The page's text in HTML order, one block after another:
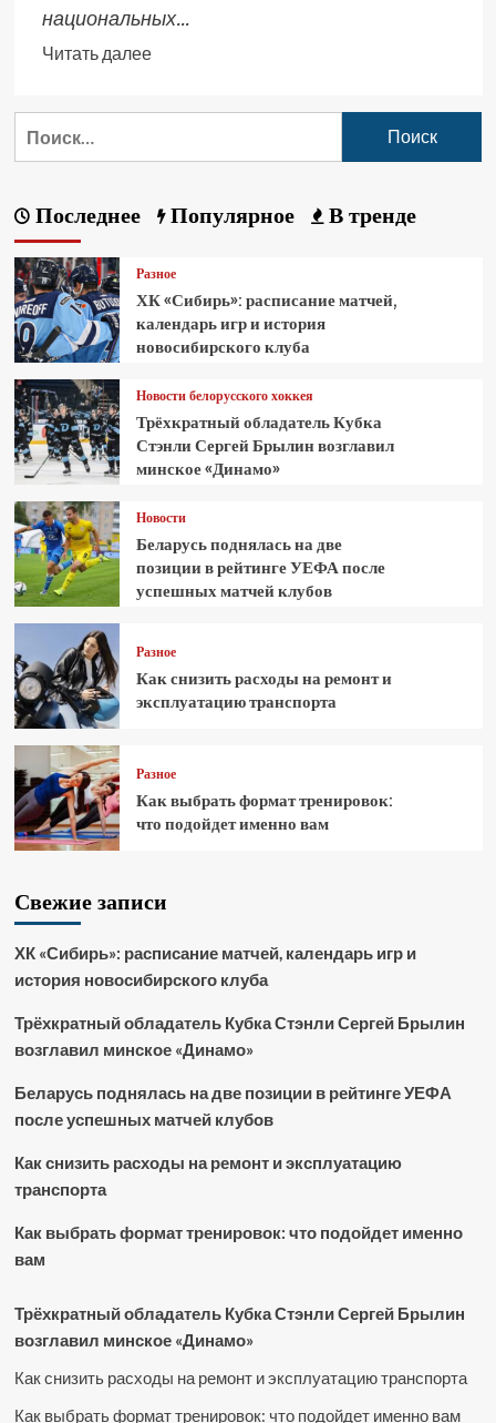
национальных...
Читать далее
Последнее Популярное В тренде
Разное
ХК «Сибирь»: расписание матчей,
календарь игр и история
новосибирского клуба
Новости белорусского хоккея
Трёхкратный обладатель Кубка
Стэнли Сергей Брылин возглавил
минское «Динамо»
Новости
Беларусь поднялась на две
позиции в рейтинге УЕФА после
успешных матчей клубов
Разное
Как снизить расходы на ремонт и
эксплуатацию транспорта
Разное
Как выбрать формат тренировок:
что подойдет именно вам
Свежие записи
ХК «Сибирь»: расписание матчей, календарь игр и
история новосибирского клуба
Трёхкратный обладатель Кубка Стэнли Сергей Брылин
возглавил минское «Динамо»
Беларусь поднялась на две позиции в рейтинге УЕФА
после успешных матчей клубов
Как снизить расходы на ремонт и эксплуатацию
транспорта
Как выбрать формат тренировок: что подойдет именно
вам
Трёхкратный обладатель Кубка Стэнли Сергей Брылин
возглавил минское «Динамо»
Как снизить расходы на ремонт и эксплуатацию транспорта
Как выбрать формат тренировок: что подойдет именно вам